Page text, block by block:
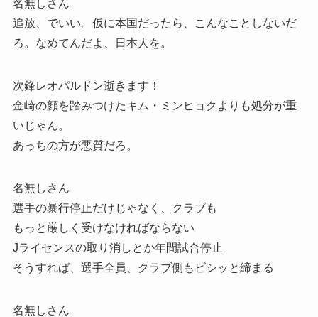
名無しさん
追放、でいい。仮に本国だったら、こんなことしないだ
ろ。なめてんだよ、日本人を。
次鋒レオパルドン逝きます！
金崎の顔を踏みつけたキム・ミンヒョクよりも処分が重
いじゃん。
あっちの方が悪質だろ。
名無しさん
選手の暴行停止だけじゃなく、クラブも
もっと厳しく受けなければならない
Jライセンスの取り消しとか年間試合停止
そうすれば、選手全員、クラブ側もビシッと締まる
名無しさん